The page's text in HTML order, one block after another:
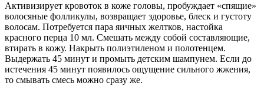
Активизирует кровоток в коже головы, пробуждает «спящие»
волосяные фолликулы, возвращает здоровье, блеск и густоту
волосам. Потребуется пара яичных желтков, настойка
красного перца 10 мл. Смешать между собой составляющие,
втирать в кожу. Накрыть полиэтиленом и полотенцем.
Выдержать 45 минут и промыть детским шампунем. Если до
истечения 45 минут появилось ощущение сильного жжения,
то смывать смесь можно сразу же.